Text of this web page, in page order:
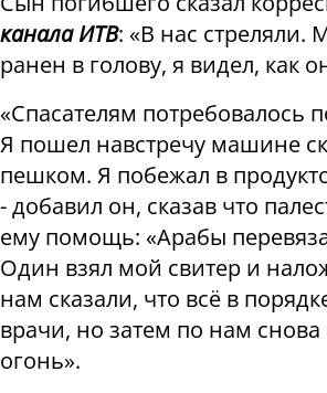
канала ИТВ: «В нас стреляли.
ранен в голову, я видел, как
«Спасателям потребовалось
Я пошел навстречу машине
пешком. Я побежал в
- добавил он, сказав что
ему помощь: «Арабы
Один взял мой свитер и
нам сказали, что всё в
врачи, но затем по нам снова
огонь».